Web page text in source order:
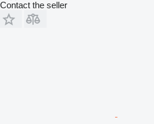
Contact the seller